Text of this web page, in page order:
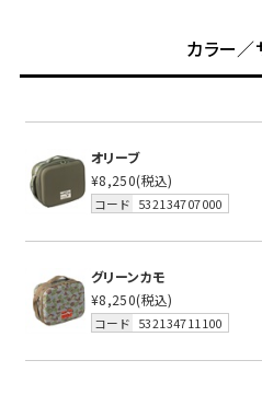
カラー／
オリーブ
¥8,250(税込)
コード 532134707000
グリーンカモ
¥8,250(税込)
コード 532134711100